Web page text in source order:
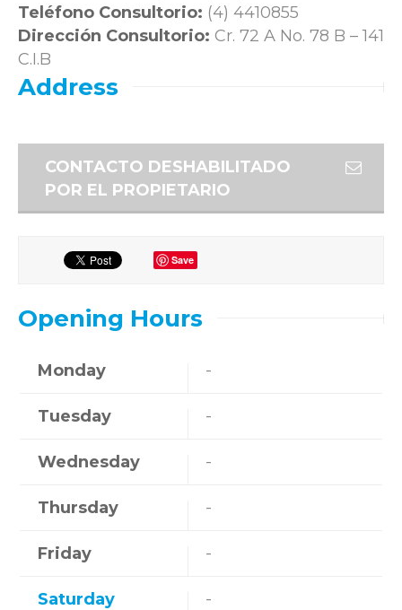
Teléfono Consultorio: (4) 4410855
Dirección Consultorio: Cr. 72 A No. 78 B – 141
C.I.B
Address
CONTACTO DESHABILITADO
POR EL PROPIETARIO
Save
Opening Hours
Monday -
Tuesday -
Wednesday -
Thursday -
Friday -
Saturday -